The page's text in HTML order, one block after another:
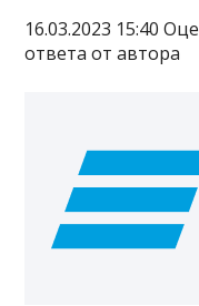
16.03.2023 15:40
ответа от автора